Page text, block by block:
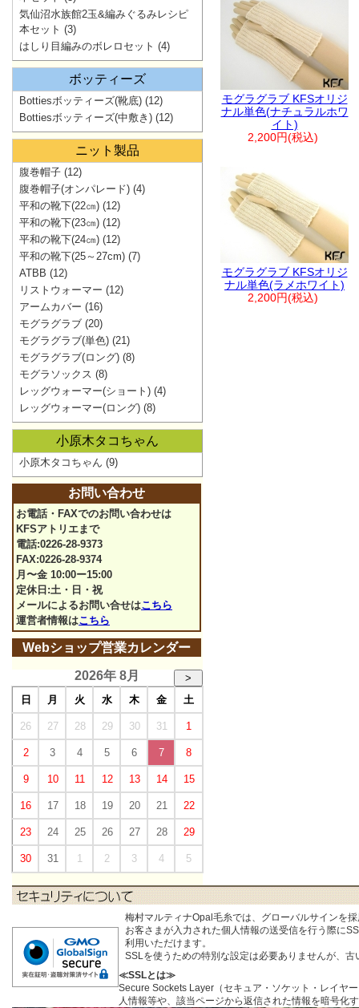
モグラグラブ KFSオリジ
ナル単色(ナチュラルホワ
イト)
2,200円(税込)
モグラグラブ KFSオリジ
ナル単色(ラメホワイト)
2,200円(税込)
気仙沼水族館2玉&編みぐるみレシピ
本セット (3)
はしり目編みのボレロセット (4)
ボッティーズ
Bottiesボッティーズ(靴底) (12)
Bottiesボッティーズ(中敷き) (12)
ニット製品
腹巻帽子 (12)
腹巻帽子(オンパレード) (4)
平和の靴下(22㎝) (12)
平和の靴下(23㎝) (12)
平和の靴下(24㎝) (12)
平和の靴下(25～27cm) (7)
ATBB (12)
リストウォーマー (12)
アームカバー (16)
モグラグラブ (20)
モグラグラブ(単色) (21)
モグラグラブ(ロング) (8)
モグラソックス (8)
レッグウォーマー(ショート) (4)
レッグウォーマー(ロング) (8)
小原木タコちゃん
小原木タコちゃん (9)
お問い合わせ
お電話・FAXでのお問い合わせは
KFSアトリエまで
電話:0226-28-9373
FAX:0226-28-9374
月〜金 10:00ー15:00
定休日:土・日・祝
メールによるお問い合せはこちら
運営者情報はこちら
Webショップ営業カレンダー
2026年 8月
>
日
月 火 水 木 金 土
26 27 28 29 30 31 1
2 3 4 5 6 7 8
9 10 11 12 13 14 15
16 17 18 19 20 21 22
23 24 25 26 27 28 29
30 31 1 2 3 4 5
梅村マルティナOpal毛糸では、グローバルサインを
お客さまが入力された個人情報の送受信を行う際に
利用いただけます。
SSLを使うための特別な設定は必要ありませんが、
≪SSLとは≫
Secure Sockets Layer（セキュア・ソケット・レイヤ
人情報等や、該当ページから返信された情報を暗号化